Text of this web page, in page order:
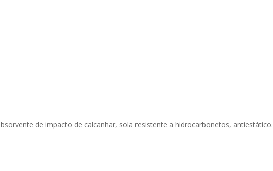
de impacto de calcanhar, sola resistente a hidrocarbonetos, antiestático.